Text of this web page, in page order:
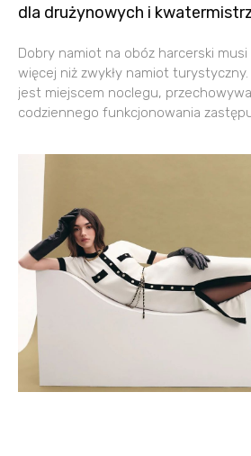
dla drużynowych i
Dobry namiot na obóz harcerski
więcej niż zwykły namiot
jest miejscem noclegu,
codziennego funkcjonowania